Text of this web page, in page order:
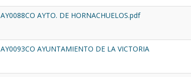
AY0088CO AYTO. DE HORNACHUELOS.pdf
AY0093CO AYUNTAMIENTO DE LA VICTORIA